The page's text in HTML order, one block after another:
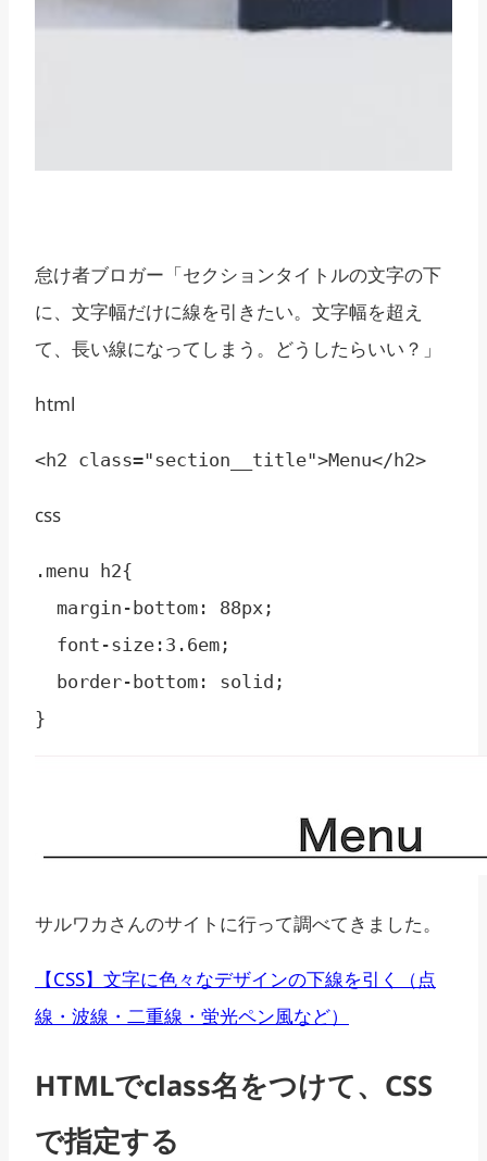
怠け者ブロガー 「セクションタイトルの文字の下
に、文字幅だけに線を引きたい。文字幅を超え
て、長い線になってしまう。どうしたらいい？」
html
<h2 class="section__title">Menu</h2>
css
.menu h2{
  margin-bottom: 88px;
  font-size:3.6em;
  border-bottom: solid;
}
サルワカさんのサイトに行って調べてきました。
【CSS】文字に色々なデザインの下線を引く（点
線・波線・二重線・蛍光ペン風など）
HTMLでclass名をつけて、CSS
で指定する